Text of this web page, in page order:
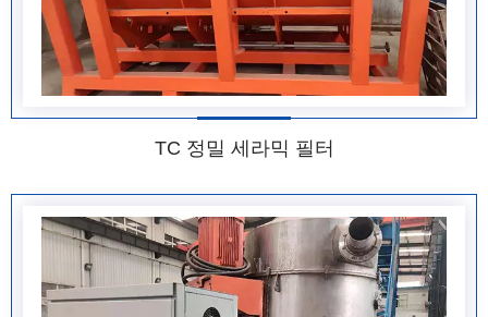
TC 정밀 세라믹 필터